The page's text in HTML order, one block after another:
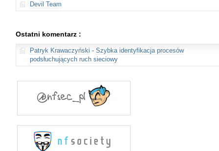
Devil Team
Ostatni komentarz :
Patryk Krawaczyński - Szybka identyfikacja procesów
podsłuchujących ruch sieciowy